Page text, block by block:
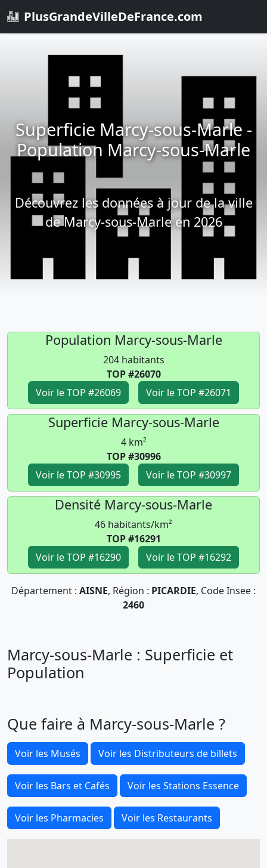
PlusGrandeVilleDeFrance.com
Superficie Marcy-sous-Marle -
Population Marcy-sous-Marle
Découvrez les données à jour de la ville
de Marcy-sous-Marle en 2026
Population Marcy-sous-Marle
204 habitants
TOP #26070
Voir le TOP #26069
Voir le TOP #26071
Superficie Marcy-sous-Marle
4 km²
TOP #30996
Voir le TOP #30995
Voir le TOP #30997
Densité Marcy-sous-Marle
46 habitants/km²
TOP #16291
Voir le TOP #16290
Voir le TOP #16292
Département : AISNE, Région : PICARDIE, Code Insee :
2460
Marcy-sous-Marle : Superficie et
Population
Que faire à Marcy-sous-Marle ?
Voir les Musés Voir les Distributeurs de billets
Voir les Bars et Cafés Voir les Stations Essence
Voir les Pharmacies Voir les Restaurants